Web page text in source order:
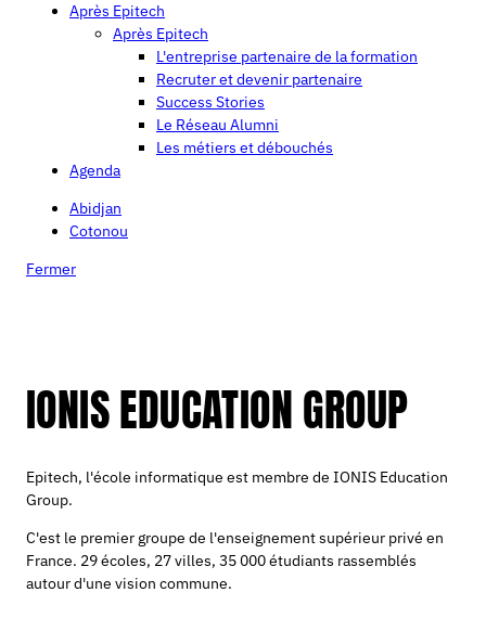
Après Epitech
Après Epitech
L'entreprise partenaire de la formation
Recruter et devenir partenaire
Success Stories
Le Réseau Alumni
Les métiers et débouchés
Agenda
Abidjan
Cotonou
Fermer
IONIS EDUCATION GROUP
Epitech, l'école informatique est membre de IONIS Education
Group.
C'est le premier groupe de l'enseignement supérieur privé en
France. 29 écoles, 27 villes, 35 000 étudiants rassemblés
autour d'une vision commune.